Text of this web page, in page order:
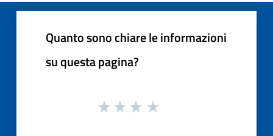
Quanto sono chiare le informazioni
su questa pagina?